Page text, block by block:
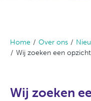
Home Over ons
Wij zoeken een
Wij zoeken